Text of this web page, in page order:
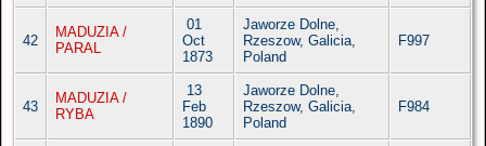
42
MADUZIA /
PARAL
01
Oct
1873
Jaworze Dolne,
Rzeszow, Galicia,
Poland
F997
43
MADUZIA /
RYBA
13
Feb
1890
Jaworze Dolne,
Rzeszow, Galicia,
Poland
F984